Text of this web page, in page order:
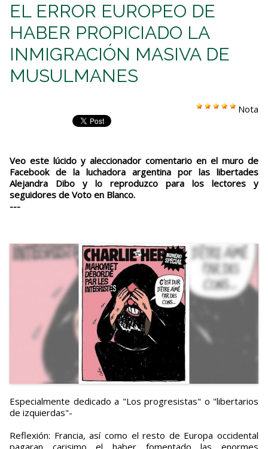
EL ERROR EUROPEO DE
HABER PROPICIADO LA
INMIGRACIÓN MASIVA DE
MUSULMANES
Nota
Veo este lúcido y aleccionador comentario en el muro de
Facebook de la luchadora argentina por las libertades
Alejandra Dibo y lo reproduzco para los lectores y
seguidores de Voto en Blanco.
---
Especialmente dedicado a "Los progresistas" o "libertarios
de izquierdas"-
Reflexión: Francia, así como el resto de Europa occidental